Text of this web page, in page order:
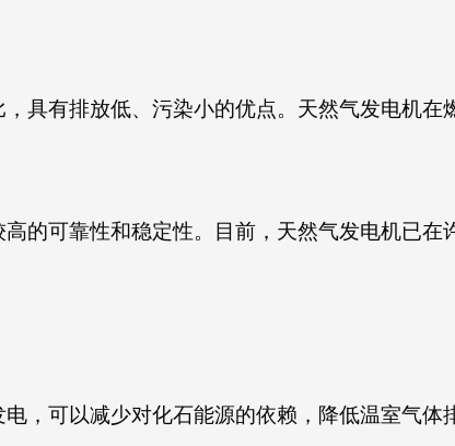
具有排放低、污染小的优点。天然气发电机
的可靠性和稳定性。目前，天然气发电机已
，可以减少对化石能源的依赖，降低温室气